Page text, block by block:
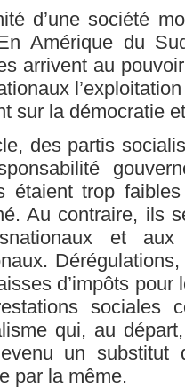
d’une société
Amérique du
arrivent au
sur la démocratie
des partis
étaient trop
Au contraire, ils
et
d’impôts
sociales
qui, au
un
par la même.